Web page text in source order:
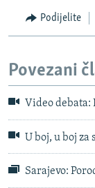
h
d
n
i
s
l
a
j
e
d
i
s
l
a
j
d
Podijelite
Povezani
Video debata:
U boj, u boj za
Sarajevo: